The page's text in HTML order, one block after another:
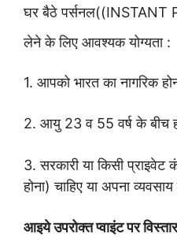
घर बैठे पर्सनल((INSTANT
लेने के लिए आवश्यक योग्यता:
1. आपको भारत का नागरिक
2. आयु 23 व 55 वर्ष के बीच
3. सरकारी या किसी
होना) चाहिए या अपना व्यवसाय
आइये उपरोक्त प्वाइंट पर